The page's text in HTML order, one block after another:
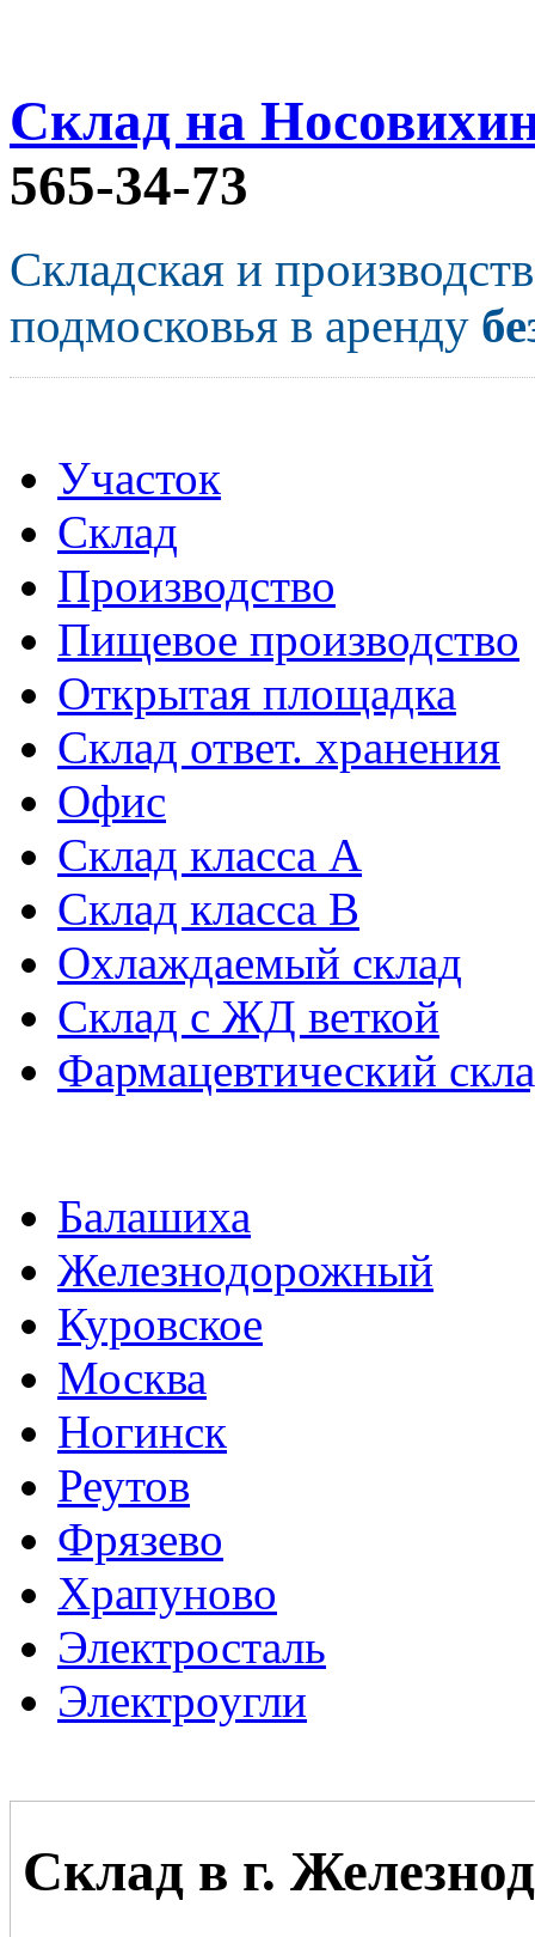
Склад на
565-34-73
Складская и
подмосковья в аренду
Участок
Склад
Производство
Пищевое производство
Открытая площадка
Склад ответ. хранения
Офис
Склад класса A
Склад класса B
Охлаждаемый склад
Склад с ЖД веткой
Фармацевтический
Балашиха
Железнодорожный
Куровское
Москва
Ногинск
Реутов
Фрязево
Храпуново
Электросталь
Электроугли
Склад в г.